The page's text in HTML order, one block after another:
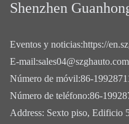
Shenzhen
Eventos y noticias:https://
E-mail:sales04@szghauto.com
Número de móvil:86-
Número de teléfono:86-
Address: Sexto piso, Edificio